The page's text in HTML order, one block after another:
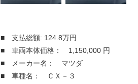
■ 支払総額: 124.8万円
■ 車両本体価格： 1,150,000 円
■ メーカー名： マツダ
■ 車種名： ＣＸ－３